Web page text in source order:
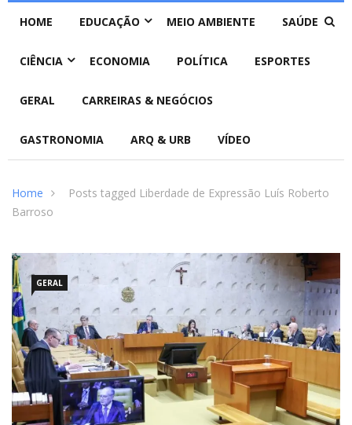
HOME EDUCAÇÃO MEIO AMBIENTE SAÚDE
CIÊNCIA ECONOMIA POLÍTICA ESPORTES
GERAL CARREIRAS & NEGÓCIOS
GASTRONOMIA ARQ & URB VÍDEO
Home
Posts tagged Liberdade de Expressão Luís Roberto
Barroso
GERAL